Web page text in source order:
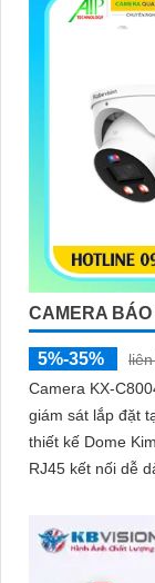
tạp như ngược
CAMERA
5%-35%
Camera KX-
giám sát lắp đặt
thiết kế Dome Kim loại. Camera được cấp
RJ45 kết nối dễ